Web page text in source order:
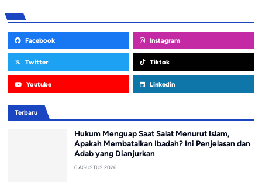
Facebook Instagram
Twitter Tiktok
Youtube Linkedin
Terbaru
Hukum Menguap Saat Salat Menurut Islam,
Apakah Membatalkan Ibadah? Ini Penjelasan dan
Adab yang Dianjurkan
6 AGUSTUS 2026